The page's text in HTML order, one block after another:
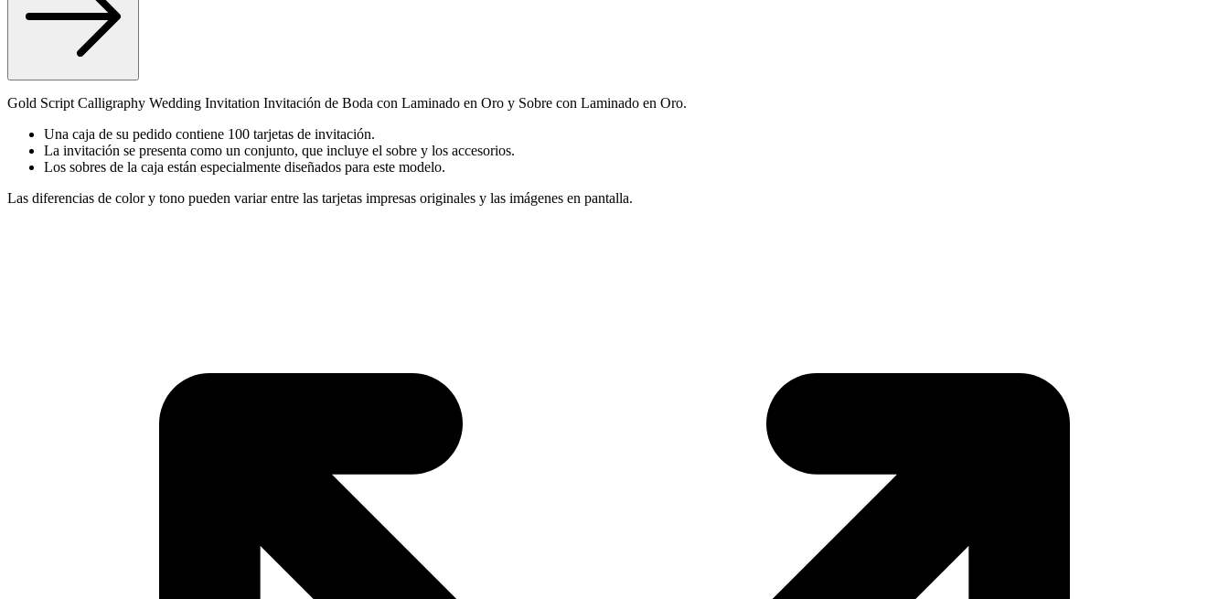
Gold Script Calligraphy Wedding Invitation Invitación de Boda con Laminado en Oro y Sobre con Laminado en Oro.
Una caja de su pedido contiene 100 tarjetas de invitación.
La invitación se presenta como un conjunto, que incluye el sobre y los accesorios.
Los sobres de la caja están especialmente diseñados para este modelo.
Las diferencias de color y tono pueden variar entre las tarjetas impresas originales y las imágenes en pantalla.